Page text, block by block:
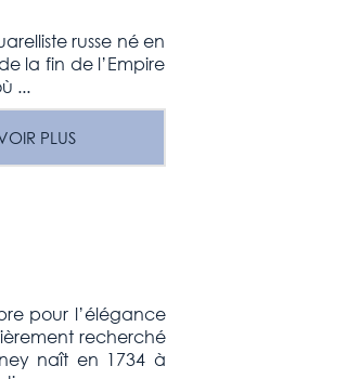
russe né en
la fin de l’Empire
...
PLUS
pour l’élégance
recherché
naît en 1734 à